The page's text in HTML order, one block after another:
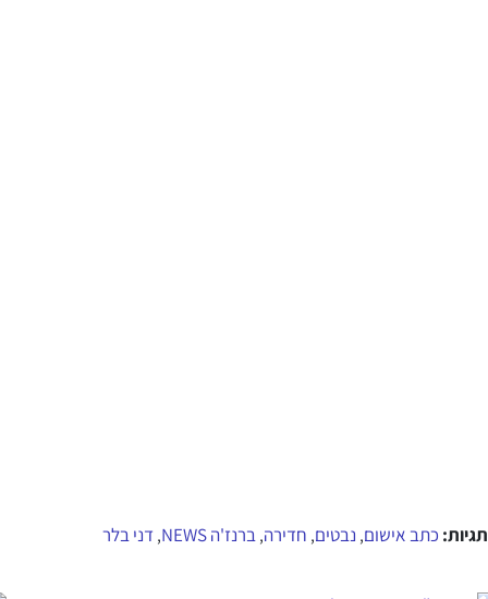
תגיות: כתב אישום, נבטים, חדירה,ברנז'ה NEWS , דני בלר